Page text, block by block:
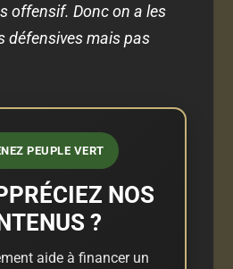
offensif. Donc on a les
défensives mais pas
PEUPLE VERT
NOS
?
aide à financer un